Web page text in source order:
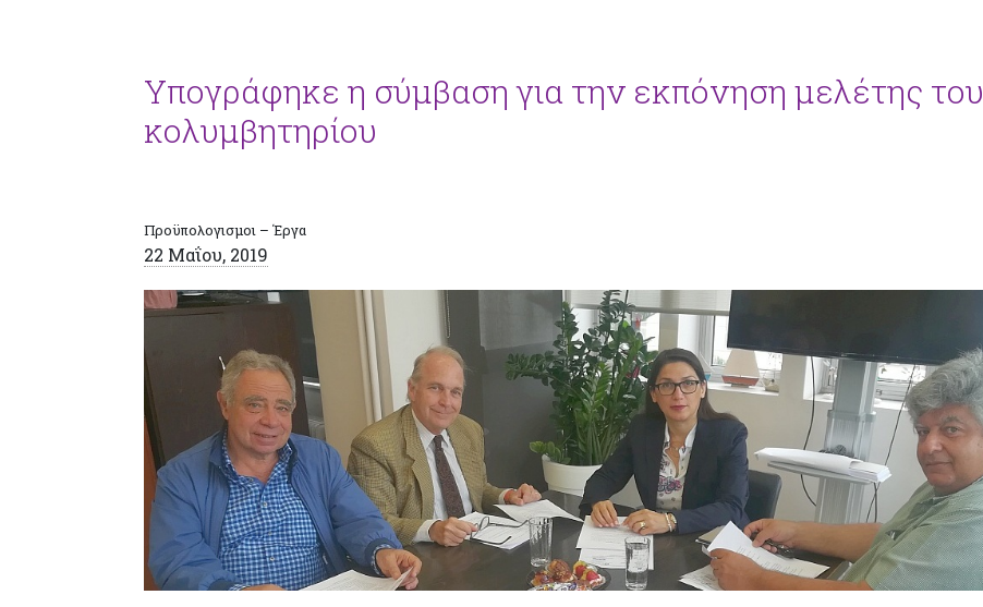
Υπογράφηκε η σύμβαση για την εκπόνηση μελέτης του
κολυμβητηρίου
Προϋπολογισμοι – Έργα
22 Μαΐου, 2019